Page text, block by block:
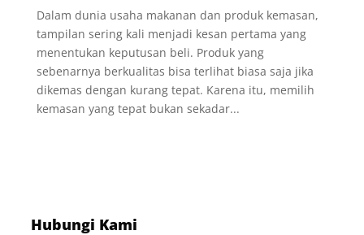
Dalam dunia usaha makanan dan produk kemasan,
tampilan sering kali menjadi kesan pertama yang
menentukan keputusan beli. Produk yang
sebenarnya berkualitas bisa terlihat biasa saja jika
dikemas dengan kurang tepat. Karena itu, memilih
kemasan yang tepat bukan sekadar...
Hubungi Kami